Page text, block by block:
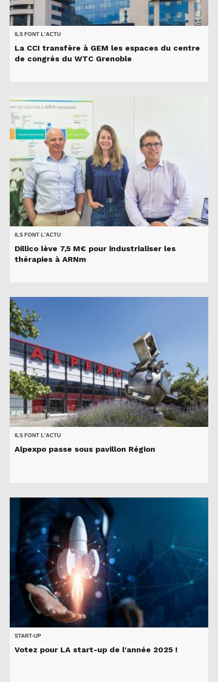
ILS FONT L'ACTU
La CCI transfère à GEM les espaces du centre
de congrès du WTC Grenoble
ILS FONT L'ACTU
Dillico lève 7,5 M€ pour industrialiser les
thérapies à ARNm
ILS FONT L'ACTU
Alpexpo passe sous pavillon Région
START-UP
Votez pour LA start-up de l'année 2025 !